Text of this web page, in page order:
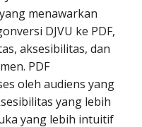
menawarkan
DJVU ke PDF,
aksesibilitas, dan
PDF
oleh audiens yang
yang lebih
yang lebih intuitif